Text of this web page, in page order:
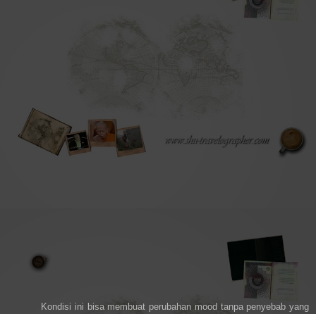
Kondisi ini bisa membuat perubahan mood tanpa penyebab yang